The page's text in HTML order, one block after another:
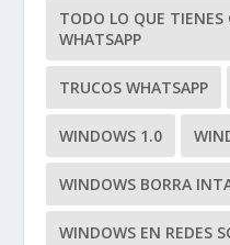
TODO LO QUE TIENES
WHATSAPP
TRUCOS WHATSAPP
WINDOWS 1.0
WINDOWS BORRA
WINDOWS EN REDES